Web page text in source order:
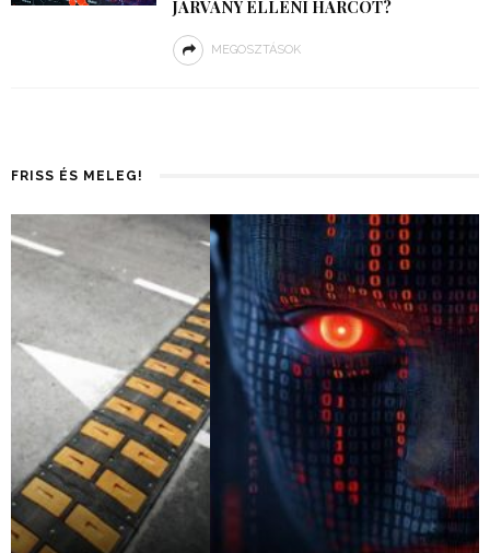
JÁRVÁNY ELLENI HARCOT?
MEGOSZTÁSOK
FRISS ÉS MELEG!